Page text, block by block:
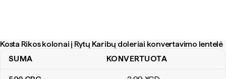
Kosta Rikos kolonai į Rytų Karibų doleriai konvertavimo lentelė
Kosta Rikos kolonai į Rytų Karibų doleriai konvertavimo lentelė
SUMA KONVERTUOTA